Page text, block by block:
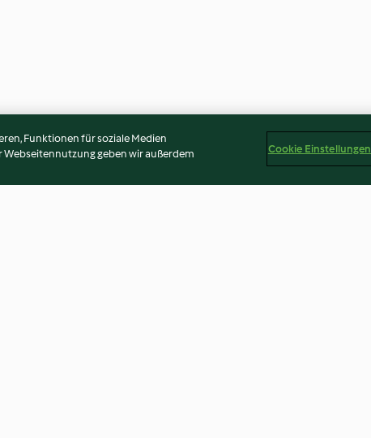
Funktionen für soziale Medien
geben wir außerdem
Cookie Einstellungen